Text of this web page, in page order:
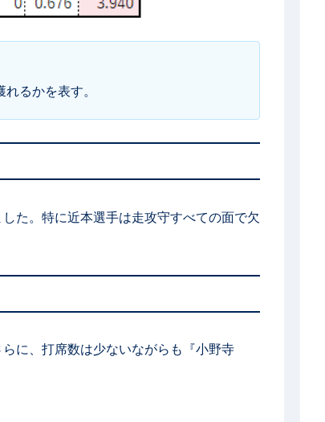
るかを表す。
た。特に近本選手は走攻守すべての面で欠
に、打席数は少ないながらも『小野寺